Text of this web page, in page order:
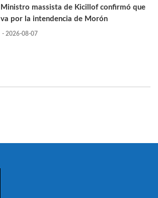
Ministro massista de Kicillof confirmó que
va por la intendencia de Morón
- 2026-08-07